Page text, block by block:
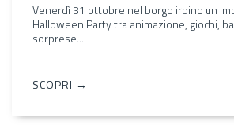
Venerdì 31 ottobre nel borgo irpino un
Halloween Party tra animazione, giochi,
sorprese...
SCOPRI →